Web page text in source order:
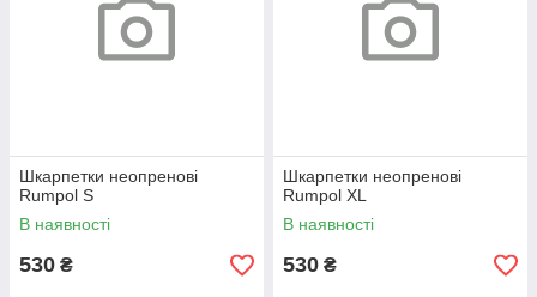
Шкарпетки неопренові
Rumpol S
В наявності
530 ₴
Шкарпетки неопренові
Rumpol XL
В наявності
530 ₴